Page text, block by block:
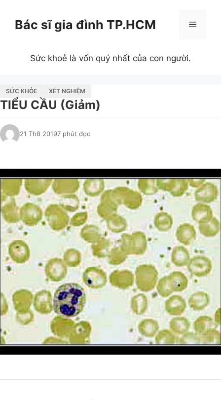
Bác sĩ gia đình TP.HCM Menu
Sức khoẻ là vốn quý nhất của con người.
SỨC KHỎE XÉT NGHIỆM
TIỂU CẦU (Giảm)
21 Th8 20197 phút đọc